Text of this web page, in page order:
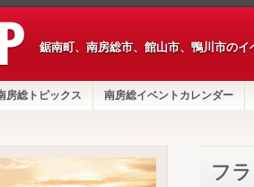
鋸南町、南房総市、館山市、鴨川市のイ
房総トピックス 南房総イベントカレンダー
フ